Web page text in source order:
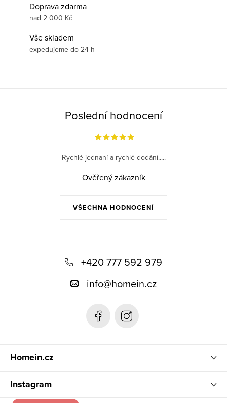
Doprava zdarma
nad 2 000 Kč
Vše skladem
expedujeme do 24 h
Poslední hodnocení
VŠECHNA HODNOCENÍ
Rychlé jednaní a rychlé dodání.....
Ověřený zákazník
+420 777 592 979
info@homein.cz
Homein.cz
Instagram